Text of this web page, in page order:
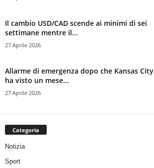
Il cambio USD/CAD scende ai minimi di sei
settimane mentre il...
27 Aprile 2026
Allarme di emergenza dopo che Kansas City
ha visto un mese...
27 Aprile 2026
Categoria
Notizia
Sport